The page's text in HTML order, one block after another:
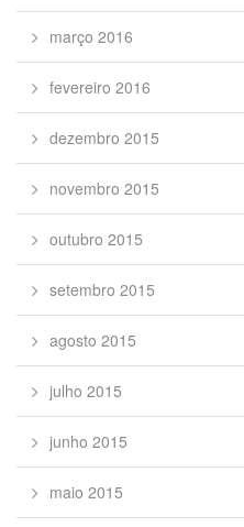
março 2016
fevereiro 2016
dezembro 2015
novembro 2015
outubro 2015
setembro 2015
agosto 2015
julho 2015
junho 2015
maio 2015